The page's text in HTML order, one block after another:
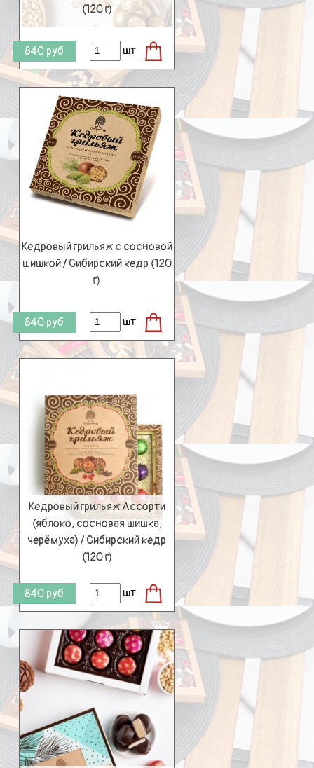
(120 г)
840 руб шт
Кедровый грильяж с сосновой
шишкой / Сибирский кедр (120
г)
840 руб шт
Кедровый грильяж Ассорти
(яблоко, сосновая шишка,
черёмуха) / Сибирский кедр
(120 г)
840 руб шт